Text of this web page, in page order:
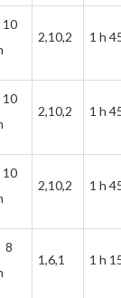
10
2,10,2 1 h
10
2,10,2 1 h
10
2,10,2 1 h
8
1,6,1 1 h